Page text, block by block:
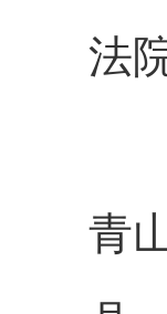
法
青